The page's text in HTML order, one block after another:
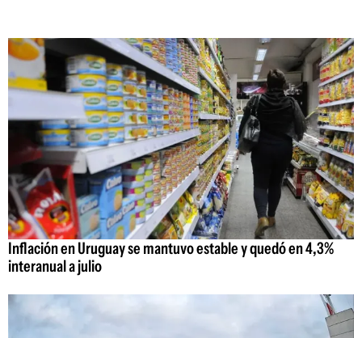
Inflación en Uruguay se mantuvo estable y quedó en 4,3%
interanual a julio